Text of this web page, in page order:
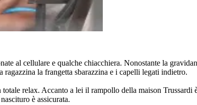
al cellulare e qualche chiacchiera. Nonostante la
la frangetta sbarazzina e i capelli legati indietro.
relax. Accanto a lei il rampollo della maison
è assicurata.